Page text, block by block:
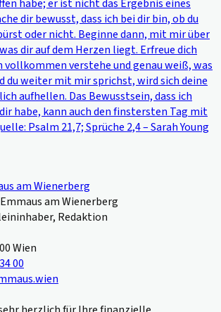
habe; er ist nicht das Ergebnis eines
dir bewusst, dass ich bei dir bin, ob du
oder nicht. Beginne dann, mit mir über
dir auf dem Herzen liegt. Erfreue dich
vollkommen verstehe und genau weiß, was
du weiter mit mir sprichst, wird sich deine
aufhellen. Das Bewusstsein, dass ich
habe, kann auch den finstersten Tag mit
Psalm 21,7; Sprüche 2,4 – Sarah Young
am Wienerberg
am Wienerberg
Redaktion
Wien
00